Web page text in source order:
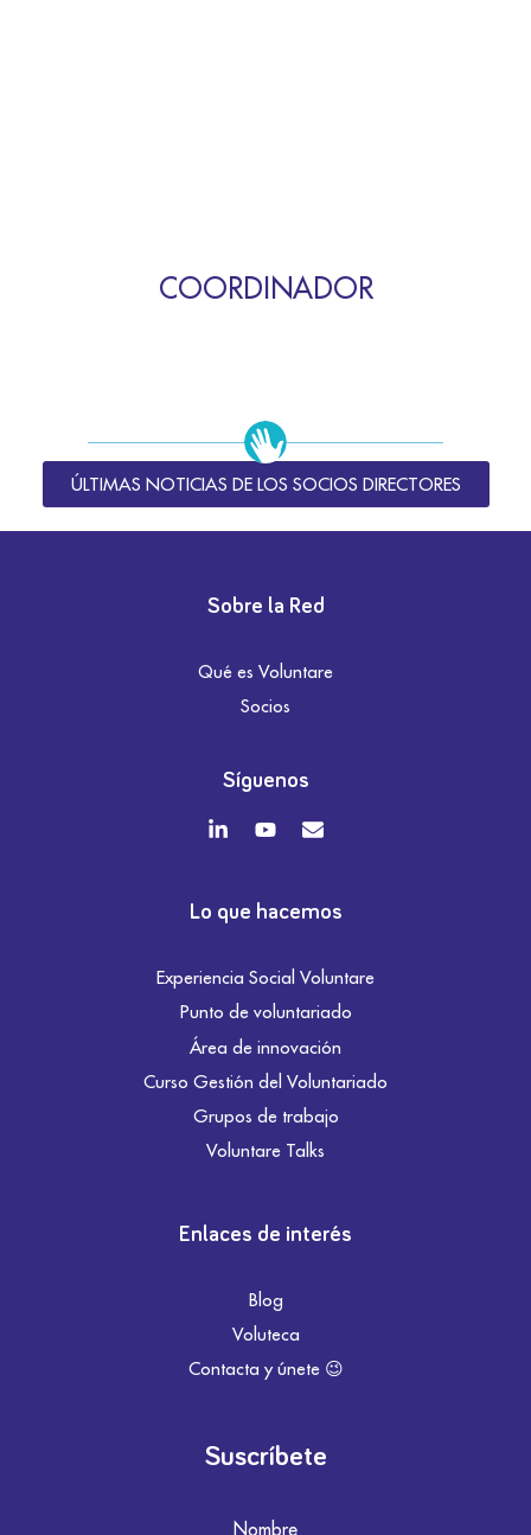
COORDINADOR
ÚLTIMAS NOTICIAS DE LOS SOCIOS DIRECTORES
Sobre la Red
Qué es Voluntare
Socios
Síguenos
Lo que hacemos
Experiencia Social Voluntare
Punto de voluntariado
Área de innovación
Curso Gestión del Voluntariado
Grupos de trabajo
Voluntare Talks
Enlaces de interés
Blog
Voluteca
Contacta y únete 😉
Suscríbete
Nombre